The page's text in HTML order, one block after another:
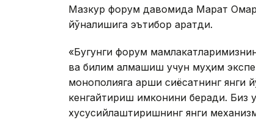
Мазкур форум давомида Марат
йўналишига эътибор қаратди.
«Бугунги форум
ва билим алмашиш учун муҳим
монополияга қарши сиёсатнинг янги
кенгайтириш имконини беради. Биз
хусусийлаштиришнинг янги